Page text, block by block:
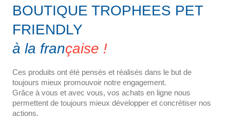
BOUTIQUE TROPHEES PET
FRIENDLY
à la française !
Ces produits ont été pensés et réalisés dans le but de
toujours mieux promouvoir notre engagement.
Grâce à vous et avec vous, vos achats en ligne nous
permettent de toujours mieux développer et concrétiser nos
actions.